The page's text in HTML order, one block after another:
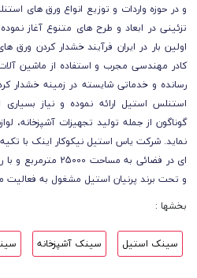
و در حوزه واردات و توزیع انواع ورق های
تزئینی در ابعاد و طرح های متنوع آغاز
اولین بار در ایران فرآیند خشدار کردن ورق
کادر مهندسی مجرب و استفاده از ماشین
رسانده و خدماتی شایسته در زمینه خشدار
استنلس استیل ارائه نموده و نیاز
گوناگون از جمله تولید تجهیزات آشپزخانه،
نماید. شرکت یاس استیل نیکوکار اینک با
ای در فضائی به
و تحت برند پرنیان استیل مشغول به فعالیت
بخشها :
سینک استیل سینک آشپزخانه